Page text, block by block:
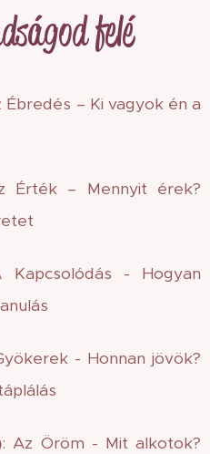
felé
Ébredés – Ki vagyok én a
Érték – Mennyit érek?
Kapcsolódás - Hogyan
- Honnan jövök?
: Az Öröm - Mit alkotok?